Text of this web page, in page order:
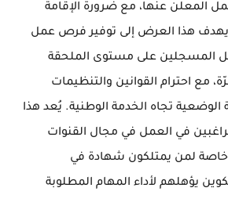
المعلن عنها، مع ضرورة الإقامة
يهدف هذا العرض إلى توفير فرص عمل
المسجلين على مستوى الملحقة
مع احترام القوانين والتنظيمات
تجاه الخدمة الوطنية. يُعد هذا
في العمل في مجال القنوات
خاصة لمن يمتلكون شهادة في
يؤهلهم لأداء المهام المطلوبة